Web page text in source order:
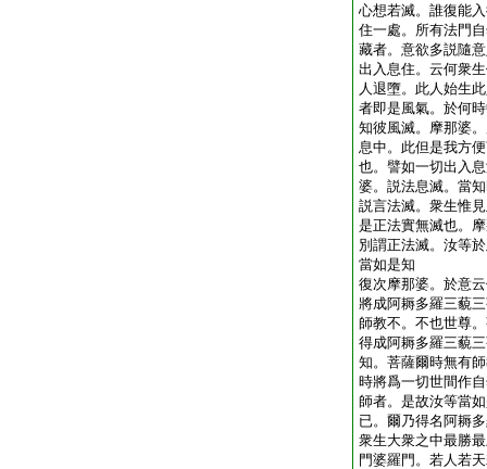
心想若滅。誰復能
住一處。所有法門
藏者。意欲多説隨
出入息住。云何衆
人退墮。此人始生
者即是風氣。於何
知彼風滅。摩那婆
息中。此但是我方
也。譬如一切出入
婆。説法息滅。當
説言法滅。衆生惟
是正法實無滅也。
別謂正法滅。汝等
當如是知
復次摩那婆。於意
將成阿耨多羅三藐
師教不。不也世尊
得成阿耨多羅三藐
知。菩薩爾時無有
時將爲一切世間作
師者。是故汝等當
已。爾乃得名阿耨
衆生大衆之中最勝
門婆羅門。若人若